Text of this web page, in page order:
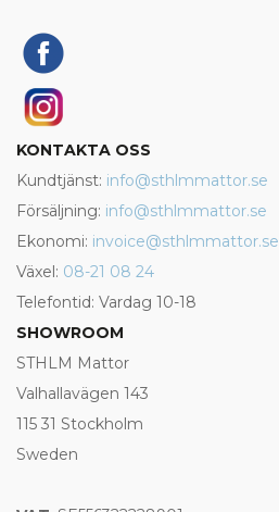
KONTAKTA OSS
Kundtjänst: info@sthlmmattor.se
Försäljning: info@sthlmmattor.se
Ekonomi: invoice@sthlmmattor.se
Växel: 08-21 08 24
Telefontid: Vardag 10-18
SHOWROOM
STHLM Mattor
Valhallavägen 143
115 31 Stockholm
Sweden